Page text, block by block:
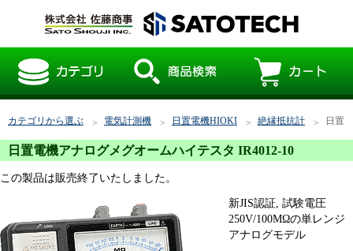
カテゴリから選ぶ 電気計測機 日置電機HIOKI 絶縁抵抗計 日置
日置電機アナログメグオームハイテスタ IR4012-10
この製品は販売終了いたしました。
新JIS認証, 試験電圧
250V/100MΩの単レンジ
アナログモデル